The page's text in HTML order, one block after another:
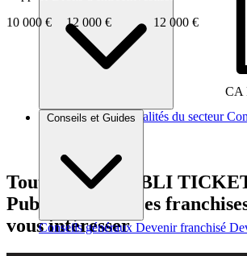
Brèves et actus Actualités du secteur
Conseils et Guides
Conseils généraux Devenir franchisé
10 000 €
12 000 €
12 000 €
CA
Tout comme PUBLI
PubliConcept), ces
vous intéresser